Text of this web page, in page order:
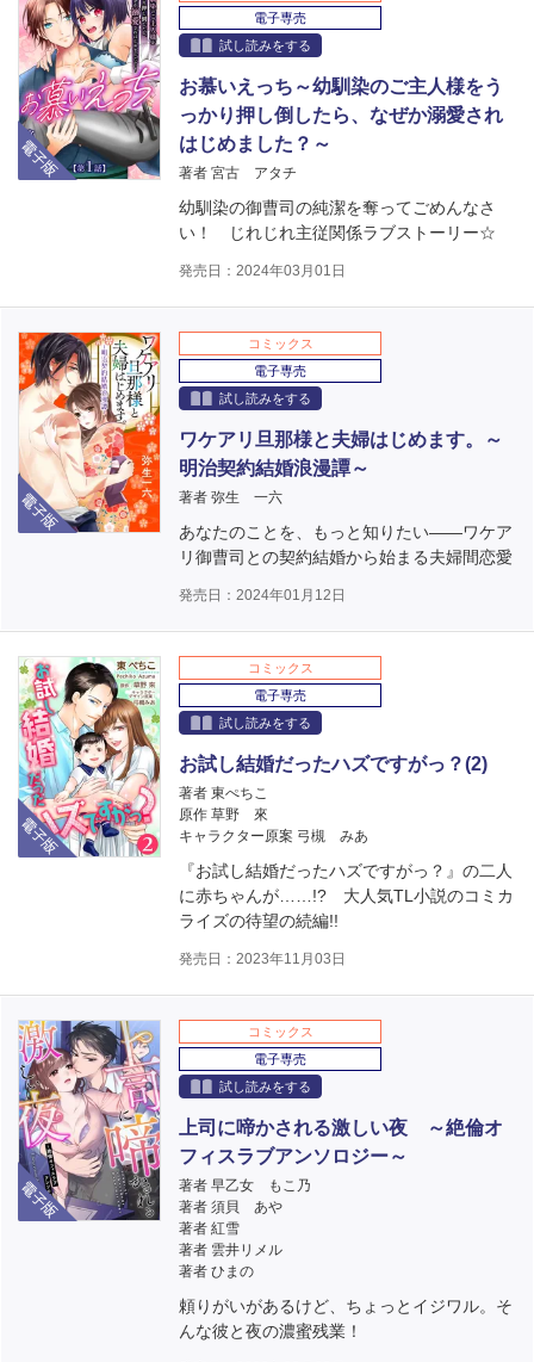
電子版
電子専売
試し読みをする
お慕いえっち～幼馴染のご主人様をう
っかり押し倒したら、なぜか溺愛され
はじめました？～
著者 宮古 アタチ
幼馴染の御曹司の純潔を奪ってごめんなさ
い！ じれじれ主従関係ラブストーリー☆
発売日：2024年03月01日
電子版
コミックス
電子専売
試し読みをする
ワケアリ旦那様と夫婦はじめます。～
明治契約結婚浪漫譚～
著者 弥生 一六
あなたのことを、もっと知りたい――ワケア
リ御曹司との契約結婚から始まる夫婦間恋愛
発売日：2024年01月12日
電子版
コミックス
電子専売
試し読みをする
お試し結婚だったハズですがっ？(2)
著者 東ぺちこ
原作 草野 來
キャラクター原案 弓槻 みあ
『お試し結婚だったハズですがっ？』の二人
に赤ちゃんが……!? 大人気TL小説のコミカ
ライズの待望の続編!!
発売日：2023年11月03日
電子版
コミックス
電子専売
試し読みをする
上司に啼かされる激しい夜 ～絶倫オ
フィスラブアンソロジー～
著者 早乙女 もこ乃
著者 須貝 あや
著者 紅雪
著者 雲井リメル
著者 ひまの
頼りがいがあるけど、ちょっとイジワル。そ
んな彼と夜の濃蜜残業！